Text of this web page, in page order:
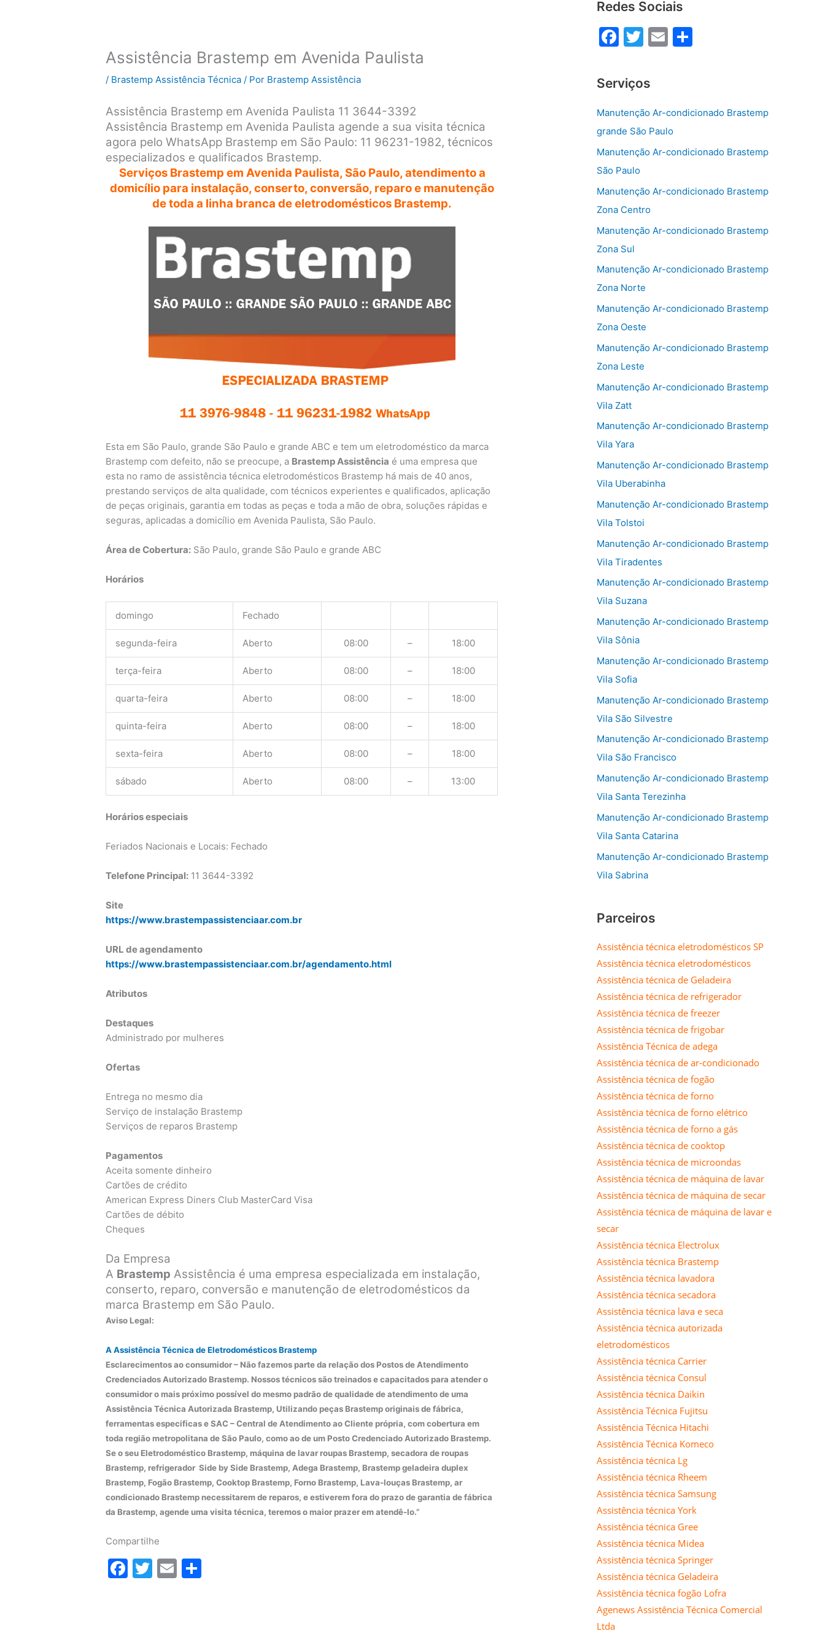
Assistência Brastemp em Avenida Paulista
/ Brastemp Assistência Técnica / Por Brastemp Assistência
Assistência Brastemp em Avenida Paulista 11 3644-3392
Assistência Brastemp em Avenida Paulista agende a sua visita técnica
agora pelo WhatsApp Brastemp em São Paulo: 11 96231-1982, técnicos
especializados e qualificados Brastemp.
Serviços Brastemp em Avenida Paulista, São Paulo, atendimento a
domicílio para instalação, conserto, conversão, reparo e manutenção
de toda a linha branca de eletrodomésticos Brastemp.
Esta em São Paulo, grande São Paulo e grande ABC e tem um eletrodoméstico da marca
Brastemp com defeito, não se preocupe, a Brastemp Assistência é uma empresa que
esta no ramo de assistência técnica eletrodomésticos Brastemp há mais de 40 anos,
prestando serviços de alta qualidade, com técnicos experientes e qualificados, aplicação
de peças originais, garantia em todas as peças e toda a mão de obra, soluções rápidas e
seguras, aplicadas a domicílio em Avenida Paulista, São Paulo.
Área de Cobertura: São Paulo, grande São Paulo e grande ABC
Horários
domingo Fechado
segunda-feira Aberto 08:00 – 18:00
terça-feira Aberto 08:00 – 18:00
quarta-feira Aberto 08:00 – 18:00
quinta-feira Aberto 08:00 – 18:00
sexta-feira Aberto 08:00 – 18:00
sábado Aberto 08:00 – 13:00
Horários especiais
Feriados Nacionais e Locais: Fechado
Telefone Principal: 11 3644-3392
Site
https://www.brastempassistenciaar.com.br
URL de agendamento
https://www.brastempassistenciaar.com.br/agendamento.html
Atributos
Destaques
Administrado por mulheres
Ofertas
Entrega no mesmo dia
Serviço de instalação Brastemp
Serviços de reparos Brastemp
Pagamentos
Aceita somente dinheiro
Cartões de crédito
American Express Diners Club MasterCard Visa
Cartões de débito
Cheques
Da Empresa
A Brastemp Assistência é uma empresa especializada em instalação,
conserto, reparo, conversão e manutenção de eletrodomésticos da
marca Brastemp em São Paulo.
Aviso Legal:
A Assistência Técnica de Eletrodomésticos Brastemp
Esclarecimentos ao consumidor – Não fazemos parte da relação dos Postos de Atendimento
Credenciados Autorizado Brastemp. Nossos técnicos são treinados e capacitados para atender o
consumidor o mais próximo possível do mesmo padrão de qualidade de atendimento de uma
Assistência Técnica Autorizada Brastemp, Utilizando peças Brastemp originais de fábrica,
ferramentas especificas e SAC – Central de Atendimento ao Cliente própria, com cobertura em
toda região metropolitana de São Paulo, como ao de um Posto Credenciado Autorizado Brastemp.
Se o seu Eletrodoméstico Brastemp, máquina de lavar roupas Brastemp, secadora de roupas
Brastemp, refrigerador Side by Side Brastemp, Adega Brastemp, Brastemp geladeira duplex
Brastemp, Fogão Brastemp, Cooktop Brastemp, Forno Brastemp, Lava-louças Brastemp, ar
condicionado Brastemp necessitarem de reparos, e estiverem fora do prazo de garantia de fábrica
da Brastemp, agende uma visita técnica, teremos o maior prazer em atendê-lo.”
Compartilhe
F
T
E
Redes Sociais
F
c
e
b
o
o
k
T
itt
er
E
Serviços
Manutenção Ar-condicionado Brastemp
grande São Paulo
Manutenção Ar-condicionado Brastemp
São Paulo
Manutenção Ar-condicionado Brastemp
Zona Centro
Manutenção Ar-condicionado Brastemp
Zona Sul
Manutenção Ar-condicionado Brastemp
Zona Norte
Manutenção Ar-condicionado Brastemp
Zona Oeste
Manutenção Ar-condicionado Brastemp
Zona Leste
Manutenção Ar-condicionado Brastemp
Vila Zatt
Manutenção Ar-condicionado Brastemp
Vila Yara
Manutenção Ar-condicionado Brastemp
Vila Uberabinha
Manutenção Ar-condicionado Brastemp
Vila Tolstoi
Manutenção Ar-condicionado Brastemp
Vila Tiradentes
Manutenção Ar-condicionado Brastemp
Vila Suzana
Manutenção Ar-condicionado Brastemp
Vila Sônia
Manutenção Ar-condicionado Brastemp
Vila Sofia
Manutenção Ar-condicionado Brastemp
Vila São Silvestre
Manutenção Ar-condicionado Brastemp
Vila São Francisco
Manutenção Ar-condicionado Brastemp
Vila Santa Terezinha
Manutenção Ar-condicionado Brastemp
Vila Santa Catarina
Manutenção Ar-condicionado Brastemp
Vila Sabrina
Parceiros
Assistência técnica eletrodomésticos SP
Assistência técnica eletrodomésticos
Assistência técnica de Geladeira
Assistência técnica de refrigerador
Assistência técnica de freezer
Assistência técnica de frigobar
Assistência Técnica de adega
Assistência técnica de ar-condicionado
Assistência técnica de fogão
Assistência técnica de forno
Assistência técnica de forno elétrico
Assistência técnica de forno a gás
Assistência técnica de cooktop
Assistência técnica de microondas
Assistência técnica de máquina de lavar
Assistência técnica de máquina de secar
Assistência técnica de máquina de lavar e
secar
Assistência técnica Electrolux
Assistência técnica Brastemp
Assistência técnica lavadora
Assistência técnica secadora
Assistência técnica lava e seca
Assistência técnica autorizada
eletrodomésticos
Assistência técnica Carrier
Assistência técnica Consul
Assistência técnica Daikin
Assistência Técnica Fujitsu
Assistência Técnica Hitachi
Assistência Técnica Komeco
Assistência técnica Lg
Assistência técnica Rheem
Assistência técnica Samsung
Assistência técnica York
Assistência técnica Gree
Assistência técnica Midea
Assistência técnica Springer
Assistência técnica Geladeira
Assistência técnica fogão Lofra
Agenews Assistência Técnica Comercial
Ltda